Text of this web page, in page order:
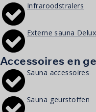
Infraroodstralers
Externe sauna
Accessoires en
Sauna accessoires
Sauna geurstoffen